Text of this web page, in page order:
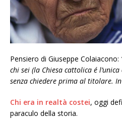
Pensiero di Giuseppe Colaiacono:
chi sei (la Chiesa cattolica é
senza chiedere prima al titolare.
Chi era in realtà costei, oggi
paraculo della storia.